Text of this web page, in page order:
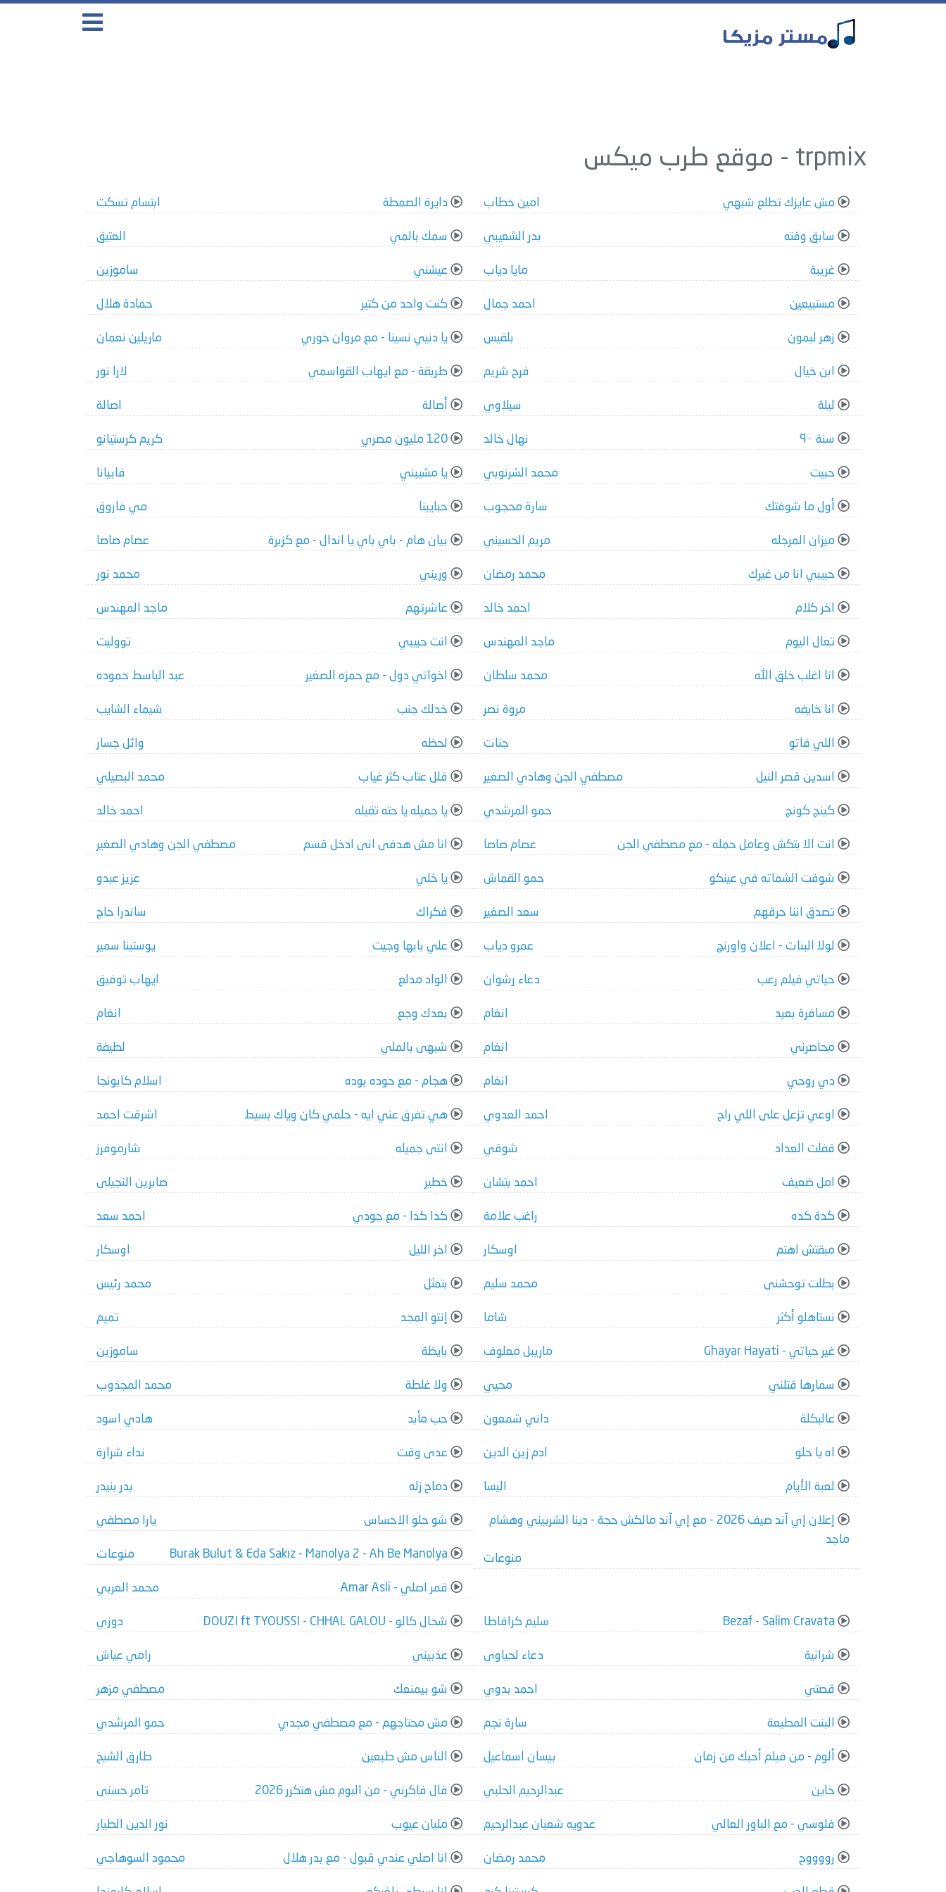
trpmix - موقع طرب ميكس
مش عايزك تطلع شبهي امين خطاب دايرة الصمطة ابتسام تسكت
سابق وقته بدر الشعيبي سمك بالمي العتيق
غريبة مايا دياب عيشني ساموزين
مستبيعين احمد جمال كنت واحد من كتير حمادة هلال
زهر ليمون بلقيس يا دنيي نسينا - مع مروان خوري ماريلين نعمان
ابن خيال فرح شريم طربقة - مع ايهاب القواسمي لارا نور
ليلة سيلاوي أصالة اصالة
سنة ٩٠ نهال خالد 120 مليون مصري كريم كرستيانو
حبيت محمد الشرنوبي يا مشيبني فابيانا
أول ما شوفتك سارة محجوب حبايبنا مي فاروق
ميزان المرجله مريم الحسيني بيان هام - باي باي يا اندال - مع كزبرة عصام صاصا
حبيبي انا من غيرك محمد رمضان وريني محمد نور
اخر كلام احمد خالد عاشرتهم ماجد المهندس
تعال اليوم ماجد المهندس انت حبيبي تووليت
انا اغلب خلق الله محمد سلطان اخواتي دول - مع حمزه الصغير عبد الباسط حموده
انا خايفه مروة نصر خدلك جنب شيماء الشايب
اللي فاتو جنات لحظه وائل جسار
اسدين قصر النيل مصطفي الجن وهادي الصغير قلل عتاب كثر غياب محمد البصيلي
كينج كونج حمو المرشدي يا جميله يا حته تقيله احمد خالد
انت الا بتكش وعامل حمله - مع مصطفي الجن عصام صاصا انا مش هدفى انى ادخل قسم مصطفي الجن وهادي الصغير
شوفت الشماته في عينكو حمو القماش يا خلي عزيز عبدو
تصدق اننا حرقهم سعد الصغير فكراك ساندرا حاج
لولا البنات - اعلان واورنچ عمرو دياب علي بابها وجيت يوستينا سمير
حياتي فيلم رعب دعاء رشوان الواد مدلع ايهاب توفيق
مسافرة بعيد انغام بعدك وجع انغام
محاصرني انغام شبهى بالملي لطيفة
دي روحي انغام هجام - مع حوده بوده اسلام كابونجا
اوعي تزعل على اللي راح احمد العدوي هي تفرق عني ايه - حلمي كان وياك بسيط اشرقت احمد
قفلت العداد شوقي انتى جميله شارموفرز
امل ضعيف احمد بتشان خطير صابرين النجيلى
كدة كده راغب علامة كدا كدا - مع جودي احمد سعد
مبقتش اهتم اوسكار اخر الليل اوسكار
بطلت توحشنى محمد سليم بتمثل محمد رئيس
نستاهلو أكثر شاما إنتو المجد تميم
غير حياتي - Ghayar Hayati ماريبل معلوف بايظة ساموزين
سمارها قتلني محيي ولا غلطة محمد المجذوب
عالبكلة داني شمعون حب مأبد هادي اسود
اه يا حلو ادم زين الدين عدى وقت نداء شرارة
لعبة الأيام اليسا دماح زله بدر بنيدر
إعلان إي آند صيف 2026 - مع إي آند مالكش حجة - دينا الشربيني وهشام
ماجد
منوعات
شو حلو الاحساس يارا مصطفي
Burak Bulut & Eda Sakız - Manolya 2 - Ah Be Manolya منوعات
قمر اصلي - Amar Asli محمد العربي
Bezaf - Salim Cravata سليم كرافاطا شحال كالو - DOUZI ft TYOUSSI - CHHAL GALOU دوزي
شرانية دعاء لحياوي عذبيني رامي عياش
قصتي احمد بدوي شو بيمنعك مصطفي مزهر
البنت المطيعة سارة نجم مش محتاجهم - مع مصطفي مجدي حمو المرشدي
ألوم - من فيلم أحبك من زمان بيسان اسماعيل الناس مش طبعين طارق الشيخ
خاين عبدالرحيم الحلبي قال فاكرني - من البوم مش هتكرر 2026 تامر حسنى
فلوسي - مع الباور العالي عدويه شعبان عبدالرحيم مليان عيوب نور الدين الطيار
رووووح محمد رمضان انا اصلي عندي قبول - مع بدر هلال محمود السوهاجي